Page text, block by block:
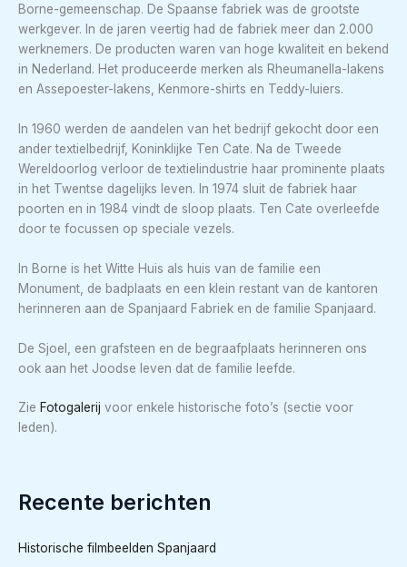
Borne-gemeenschap. De Spaanse fabriek was de grootste
werkgever. In de jaren veertig had de fabriek meer dan 2.000
werknemers. De producten waren van hoge kwaliteit en bekend
in Nederland. Het produceerde merken als Rheumanella-lakens
en Assepoester-lakens, Kenmore-shirts en Teddy-luiers.
In 1960 werden de aandelen van het bedrijf gekocht door een
ander textielbedrijf, Koninklijke Ten Cate. Na de Tweede
Wereldoorlog verloor de textielindustrie haar prominente plaats
in het Twentse dagelijks leven. In 1974 sluit de fabriek haar
poorten en in 1984 vindt de sloop plaats. Ten Cate overleefde
door te focussen op speciale vezels.
In Borne is het Witte Huis als huis van de familie een
Monument, de badplaats en een klein restant van de kantoren
herinneren aan de Spanjaard Fabriek en de familie Spanjaard.
De Sjoel, een grafsteen en de begraafplaats herinneren ons
ook aan het Joodse leven dat de familie leefde.
Zie Fotogalerij voor enkele historische foto’s (sectie voor
leden).
Recente berichten
Historische filmbeelden Spanjaard